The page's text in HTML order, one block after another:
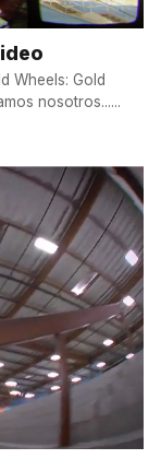
Wheels: Gold
nosotros......